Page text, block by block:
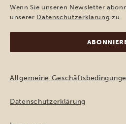
Adresse
(erforderlich)
Wenn Sie unseren Newsletter
unserer Datenschutzerklärung zu.
Allgemeine
Datenschutzerklärung